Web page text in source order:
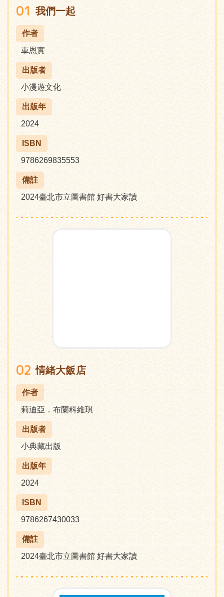
01 我們一起
作者
車恩實
出版者
小漫遊文化
出版年
2024
ISBN
9786269835553
備註
2024臺北市立圖書館 好書大家讀
02 情緒大飯店
作者
莉迪亞．布蘭科維琪
出版者
小典藏出版
出版年
2024
ISBN
9786267430033
備註
2024臺北市立圖書館 好書大家讀